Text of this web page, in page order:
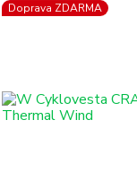
Doprava ZDARMA